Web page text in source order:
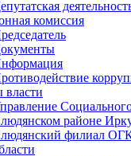
комиссия
районе
филиал